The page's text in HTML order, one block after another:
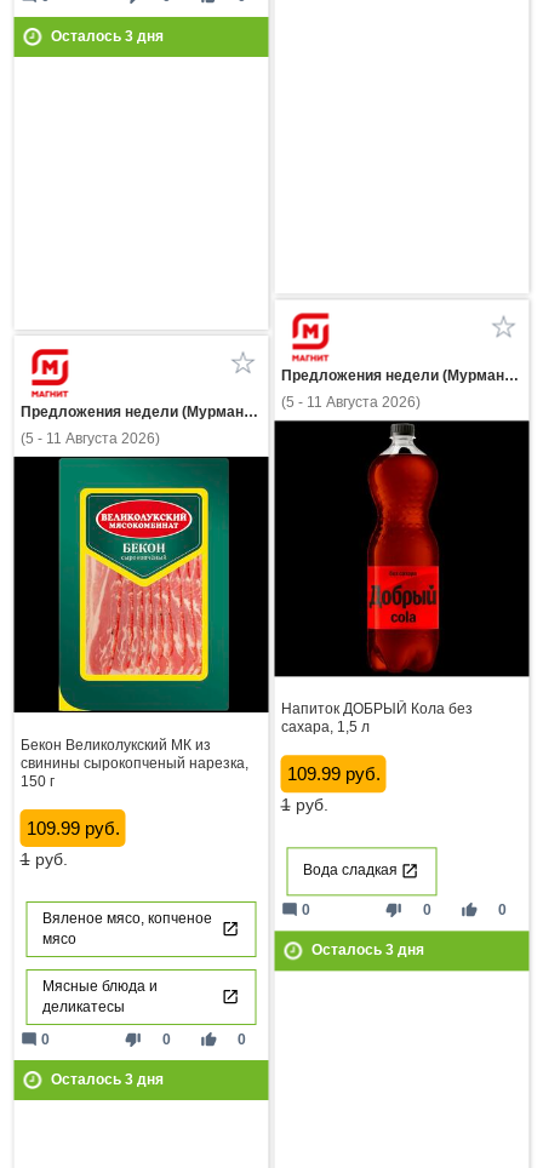
Осталось 3дня
Предложения недели (Мурманская область)
(5 - 11 Августа 2026)
Напиток ДОБРЫЙ Кола без
сахара, 1,5 л
109.99 руб.
1руб.
Вода сладкая
thumb_down 0 thumb_up 0
mode_comment 0
Осталось 3дня
Предложения недели (Мурманская область)
(5 - 11 Августа 2026)
Бекон Великолукский МК из
свинины сырокопченый нарезка,
150 г
109.99 руб.
1руб.
Вяленое мясо, копченое
мясо
Мясные блюда и
деликатесы
thumb_down 0 thumb_up 0
mode_comment 0
Осталось 3дня